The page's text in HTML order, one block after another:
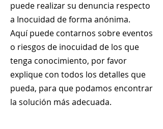
puede realizar su denuncia respecto
a Inocuidad de forma anónima.
Aquí puede contarnos sobre eventos
o riesgos de inocuidad de los que
tenga conocimiento, por favor
explique con todos los detalles que
pueda, para que podamos encontrar
la solución más adecuada.